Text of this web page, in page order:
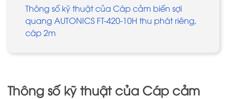
Thông số kỹ thuật của Cáp cảm biến sợi
quang AUTONICS FT-420-10H thu phát riêng,
cáp 2m
Thông số kỹ thuật của Cáp cảm